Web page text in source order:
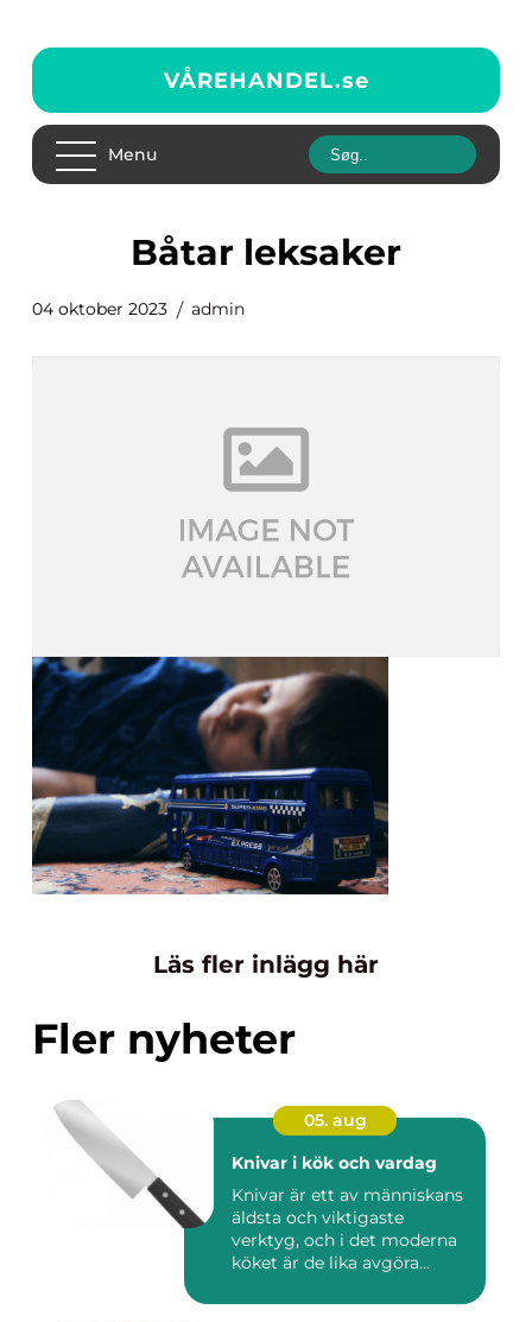
VÅREHANDEL.se
Menu
båtar leksaker
04 oktober 2023 admin
Läs fler inlägg här
Fler nyheter
05. aug
Knivar i kök och vardag
Knivar är ett av människans
äldsta och viktigaste
verktyg, och i det moderna
köket är de lika avgöra...